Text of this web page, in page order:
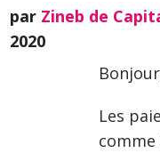
par Zineb de
2020
Les